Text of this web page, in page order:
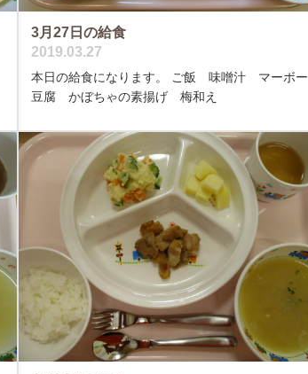
3月27日の給食
2019.03.27
本日の給食になります。 ご飯 味噌汁 マーボー
豆腐 かぼちゃの素揚げ 梅和え